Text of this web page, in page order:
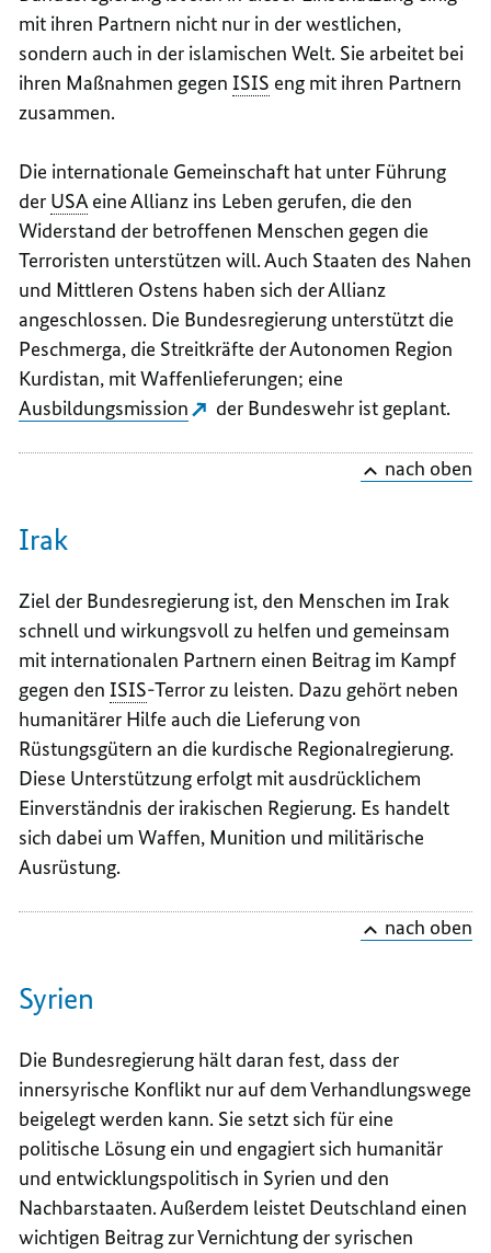
mit ihren Partnern nicht nur in der westlichen,
sondern auch in der islamischen Welt. Sie arbeitet bei
ihren Maßnahmen gegenISIS eng mit ihren Partnern
zusammen.
Die internationale Gemeinschaft hat unter Führung
der USAeine Allianz ins Leben gerufen, die den
Widerstand der betroffenen Menschen gegen die
Terroristen unterstützen will. Auch Staaten des Nahen
und Mittleren Ostens haben sich der Allianz
angeschlossen. Die Bundesregierung unterstützt die
Peschmerga, die Streitkräfte der Autonomen Region
Kurdistan, mit Waffenlieferungen; eine
Ausbildungsmission
der Bundeswehr ist geplant.
nach oben
Irak
Ziel der Bundesregierung ist, den Menschen im Irak
schnell und wirkungsvoll zu helfen und gemeinsam
mit internationalen Partnern einen Beitrag im Kampf
gegen denISIS-Terror zu leisten. Dazu gehört neben
humanitärer Hilfe auch die Lieferung von
Rüstungsgütern an die kurdische Regionalregierung.
Diese Unterstützung erfolgt mit ausdrücklichem
Einverständnis der irakischen Regierung. Es handelt
sich dabei um Waffen, Munition und militärische
Ausrüstung.
nach oben
Syrien
Die Bundesregierung hält daran fest, dass der
innersyrische Konflikt nur auf dem Verhandlungswege
beigelegt werden kann. Sie setzt sich für eine
politische Lösung ein und engagiert sich humanitär
und entwicklungspolitisch in Syrien und den
Nachbarstaaten. Außerdem leistet Deutschland einen
wichtigen Beitrag zur Vernichtung der syrischen